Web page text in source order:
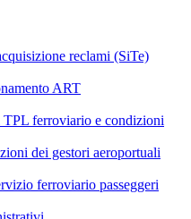
reclami (SiTe)
ART
ferroviario e condizioni
dei gestori aeroportuali
ferroviario passeggeri